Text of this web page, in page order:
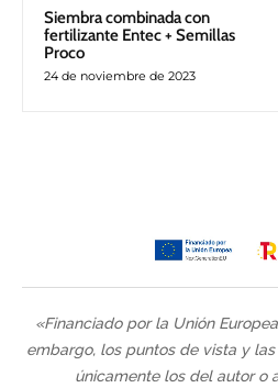
Siembra combinada con
fertilizante Entec + Semillas
Proco
24 de noviembre de 2023
«Financiado por la Unión
embargo, los puntos de vista y
únicamente los del autor o